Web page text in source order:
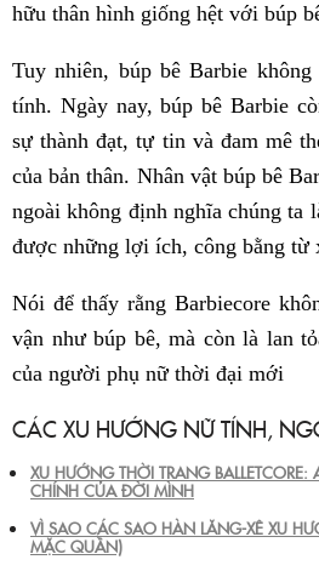
hữu thân hình giống hệt với búp
Tuy nhiên, búp bê Barbie
tính. Ngày nay, búp bê Barbie
sự thành đạt, tự tin và đam mê
của bản thân. Nhân vật búp bê
ngoài không định nghĩa chúng ta
được những lợi ích, công bằng từ
Nói để thấy rằng Barbiecore
vận như búp bê, mà còn là lan
của người phụ nữ thời đại mới
CÁC XU HƯỚNG NỮ TÍNH,
XU HƯỚNG THỜI TRANG
CHÍNH CỦA ĐỜI MÌNH
VÌ SAO CÁC SAO HÀN LĂNG-XÊ XU
MẶC QUẦN)